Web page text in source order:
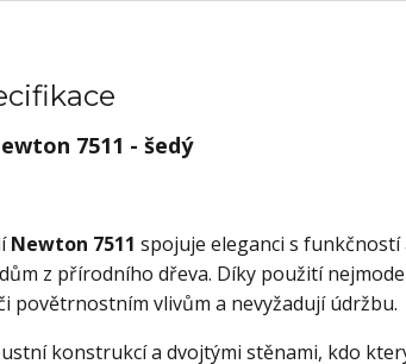
7511 - šedý
Newton 7511 spojuje eleganci s
z přírodního dřeva. Díky použití
povětrnostním vlivům a nevyžadují údržbu.
konstrukcí a dvojtými stěnami, kdo